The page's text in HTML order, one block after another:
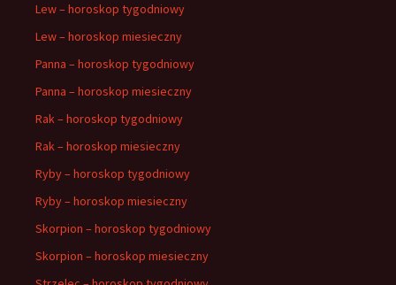
Lew – horoskop tygodniowy
Lew – horoskop miesieczny
Panna – horoskop tygodniowy
Panna – horoskop miesieczny
Rak – horoskop tygodniowy
Rak – horoskop miesieczny
Ryby – horoskop tygodniowy
Ryby – horoskop miesieczny
Skorpion – horoskop tygodniowy
Skorpion – horoskop miesieczny